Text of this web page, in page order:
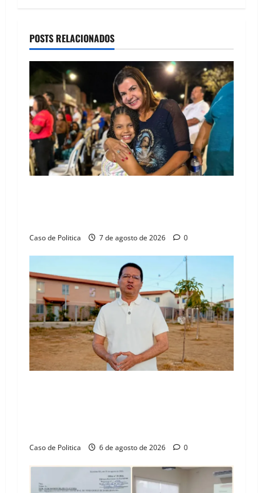
v
g
a
t
i
POSTS RELACIONADOS
Caso de Politica 7 de agosto de 2026 0
Caso de Politica 6 de agosto de 2026 0